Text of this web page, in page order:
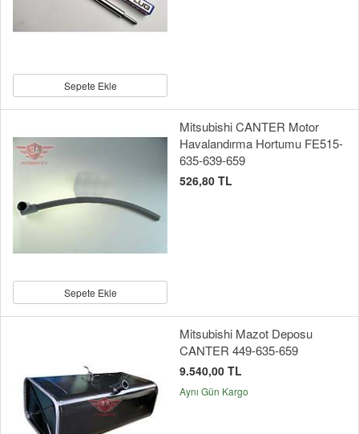
Sepete Ekle
Sepete Ekle
Mitsubishi CANTER Motor
Havalandırma Hortumu FE515-
635-639-659
526,80 TL
Mitsubishi Mazot Deposu
CANTER 449-635-659
9.540,00 TL
Aynı Gün Kargo